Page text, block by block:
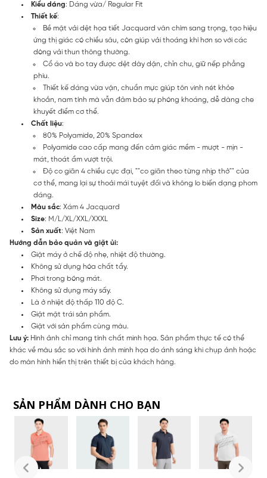
Kiểu dáng: Dáng vừa/ Regular Fit
Thiết kế:
Bề mặt vải dệt họa tiết Jacquard vân chìm sang trọng, tạo hiệu
ứng thị giác có chiều sâu, còn giúp vải thoáng khí hơn so với các
dòng vải thun thông thường.
Cổ áo và bo tay được dệt dày dặn, chỉn chu, giữ nếp phẳng
phiu.
Thiết kế dáng vừa vặn, chuẩn mực giúp tôn vinh nét khỏe
khoắn, nam tính mà vẫn đảm bảo sự phóng khoáng, dễ dàng che
khuyết điểm cơ thể.
Chất liệu:
80% Polyamide, 20% Spandex
Polyamide cao cấp mang đến cảm giác mềm - mượt - mịn -
mát, thoát ẩm vượt trội.
Độ co giãn 4 chiều cực đại, ""co giãn theo từng nhịp thở"" của
cơ thể, mang lại sự thoải mái tuyệt đối và không lo biến dạng phom
dáng.
Màu sắc: Xám 4 Jacquard
Size: M/L/XL/XXL/XXXL
Sản xuất: Việt Nam
Hướng dẫn bảo quản và giặt ủi:
Giặt máy ở chế độ nhẹ, nhiệt độ thường.
Không sử dụng hóa chất tẩy.
Phơi trong bóng mát.
Không sử dụng máy sấy.
Là ở nhiệt độ thấp 110 độ C.
Giặt mặt trái sản phẩm.
Giặt với sản phẩm cùng màu.
Lưu ý: Hình ảnh chỉ mang tính chất minh họa. Sản phẩm thực tế có thể
khác về màu sắc so với hình ảnh minh họa do ánh sáng khi chụp ảnh hoặc
do màn hình hiển thị trên thiết bị của khách hàng.
SẢN PHẨM DÀNH CHO BẠN